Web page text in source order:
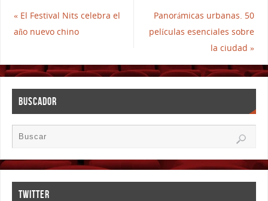
«El Festival Nits celebra el
año nuevo chino
Panorámicas urbanas. 50
películas esenciales sobre
la ciudad»
BUSCADOR
TWITTER